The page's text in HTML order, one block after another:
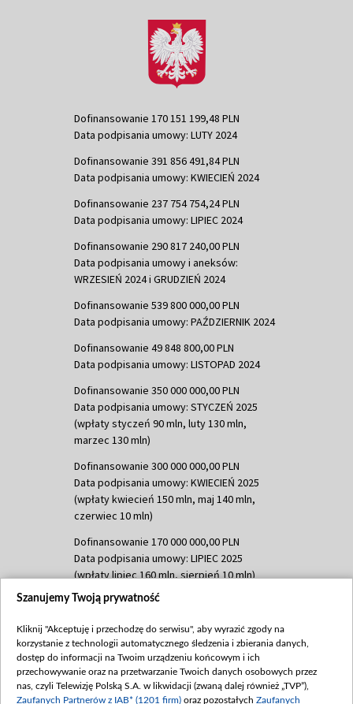
Dofinansowanie 170 151 199,48 PLN
Data podpisania umowy: LUTY 2024
Dofinansowanie 391 856 491,84 PLN
Data podpisania umowy: KWIECIEŃ 2024
Dofinansowanie 237 754 754,24 PLN
Data podpisania umowy: LIPIEC 2024
Dofinansowanie 290 817 240,00 PLN
Data podpisania umowy i aneksów:
WRZESIEŃ 2024 i GRUDZIEŃ 2024
Dofinansowanie 539 800 000,00 PLN
Data podpisania umowy: PAŹDZIERNIK 2024
Dofinansowanie 49 848 800,00 PLN
Data podpisania umowy: LISTOPAD 2024
Dofinansowanie 350 000 000,00 PLN
Data podpisania umowy: STYCZEŃ 2025
(wpłaty styczeń 90 mln, luty 130 mln,
marzec 130 mln)
Dofinansowanie 300 000 000,00 PLN
Data podpisania umowy: KWIECIEŃ 2025
(wpłaty kwiecień 150 mln, maj 140 mln,
czerwiec 10 mln)
Dofinansowanie 170 000 000,00 PLN
Data podpisania umowy: LIPIEC 2025
(wpłaty lipiec 160 mln, sierpień 10 mln)
Dofinansowanie 60 000 000,00 PLN
(wpłata wrzesień 60 mln)
Dofinansowanie 635 783 051,21 PLN
Data podpisania umowy: WRZESIEŃ 2025
(wpłata wrzesień 100 mln, październik 350
Szanujemy Twoją prywatność
Kliknij "Akceptuję i przechodzę do serwisu", aby wyrazić zgody na
korzystanie z technologii automatycznego śledzenia i zbierania danych,
dostęp do informacji na Twoim urządzeniu końcowym i ich
przechowywanie oraz na przetwarzanie Twoich danych osobowych przez
nas, czyli Telewizję Polską S.A. w likwidacji (zwaną dalej również „TVP”),
Zaufanych Partnerów z IAB* (1201 firm) oraz pozostałych Zaufanych